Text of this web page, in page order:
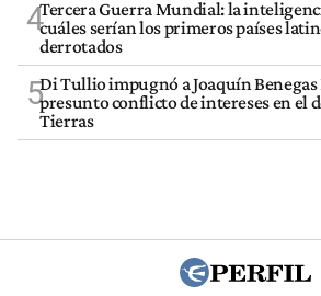
4Tercera Guerra Mundial: la
cuáles serían los primeros países
derrotados
5Di Tullio impugnó a Joaquín
presunto conflicto de intereses en el
Tierras